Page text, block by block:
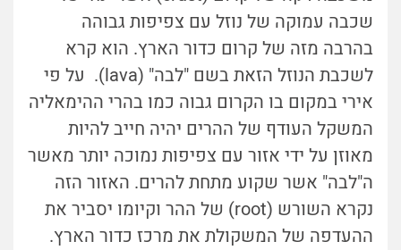
שכבה עמוקה של נוזל עם צפיפות גבוהה
בהרבה מזה של קרום כדור הארץ. הוא קרא
לשכבת הנוזל הזאת בשם "לבה" (lava). על פי
אירי במקום בו הקרום גבוה כמו בהרי ההימאליה
המשקל העודף של ההרים יהיה חייב להיות
מאוזן על ידי אזור עם צפיפות נמוכה יותר מאשר
ה"לבה" אשר שקוע מתחת להרים. האזור הזה
נקרא השורש (root) של ההר וקיומו יסביר את
ההעדפה של המשקולת את מרכז כדור הארץ.